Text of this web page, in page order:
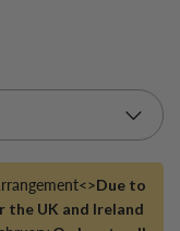
Due to
the UK and Ireland